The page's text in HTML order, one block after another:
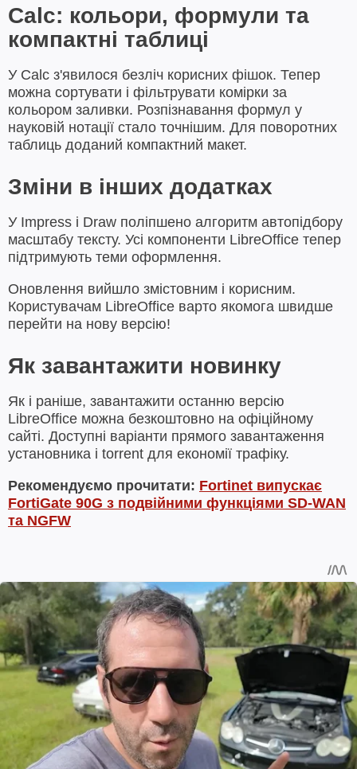
Calc: кольори, формули та
компактні таблиці
У Calc з'явилося безліч корисних фішок. Тепер
можна сортувати і фільтрувати комірки за
кольором заливки. Розпізнавання формул у
науковій нотації стало точнішим. Для поворотних
таблиць доданий компактний макет.
Зміни в інших додатках
У Impress і Draw поліпшено алгоритм автопідбору
масштабу тексту. Усі компоненти LibreOffice тепер
підтримують теми оформлення.
Оновлення вийшло змістовним і корисним.
Користувачам LibreOffice варто якомога швидше
перейти на нову версію!
Як завантажити новинку
Як і раніше, завантажити останню версію
LibreOffice можна безкоштовно на офіційному
сайті. Доступні варіанти прямого завантаження
установника і torrent для економії трафіку.
Рекомендуємо прочитати: Fortinet випускає
FortiGate 90G з подвійними функціями SD-WAN
та NGFW